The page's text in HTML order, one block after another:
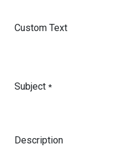
Custom Text
Subject *
Description